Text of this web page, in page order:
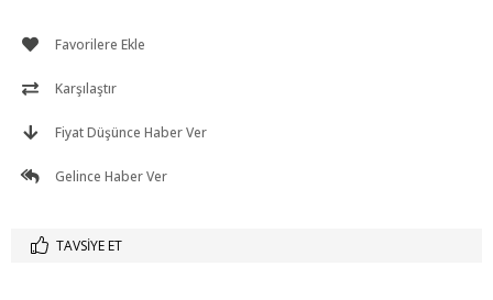
Favorilere Ekle
Karşılaştır
Fiyat Düşünce Haber Ver
Gelince Haber Ver
TAVSIYE ET